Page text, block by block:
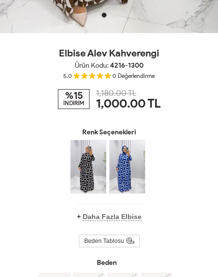
Elbise Alev Kahverengi
Ürün Kodu:4216-1300
5.0 0 Değerlendirme
%15
İNDİRİM
1,180.00 TL
1,000.00TL
Renk Seçenekleri
+ Daha Fazla Elbise
Beden Tablosu
Beden